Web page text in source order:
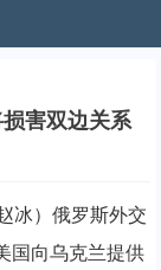
害双边关系
）俄罗斯外交
国向乌克兰提供